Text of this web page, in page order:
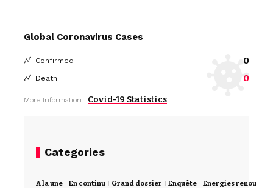
Global Coronavirus Cases
Confirmed 0
Death 0
More Information: Covid-19 Statistics
Categories
A la une En continu Grand dossier Enquête Energies